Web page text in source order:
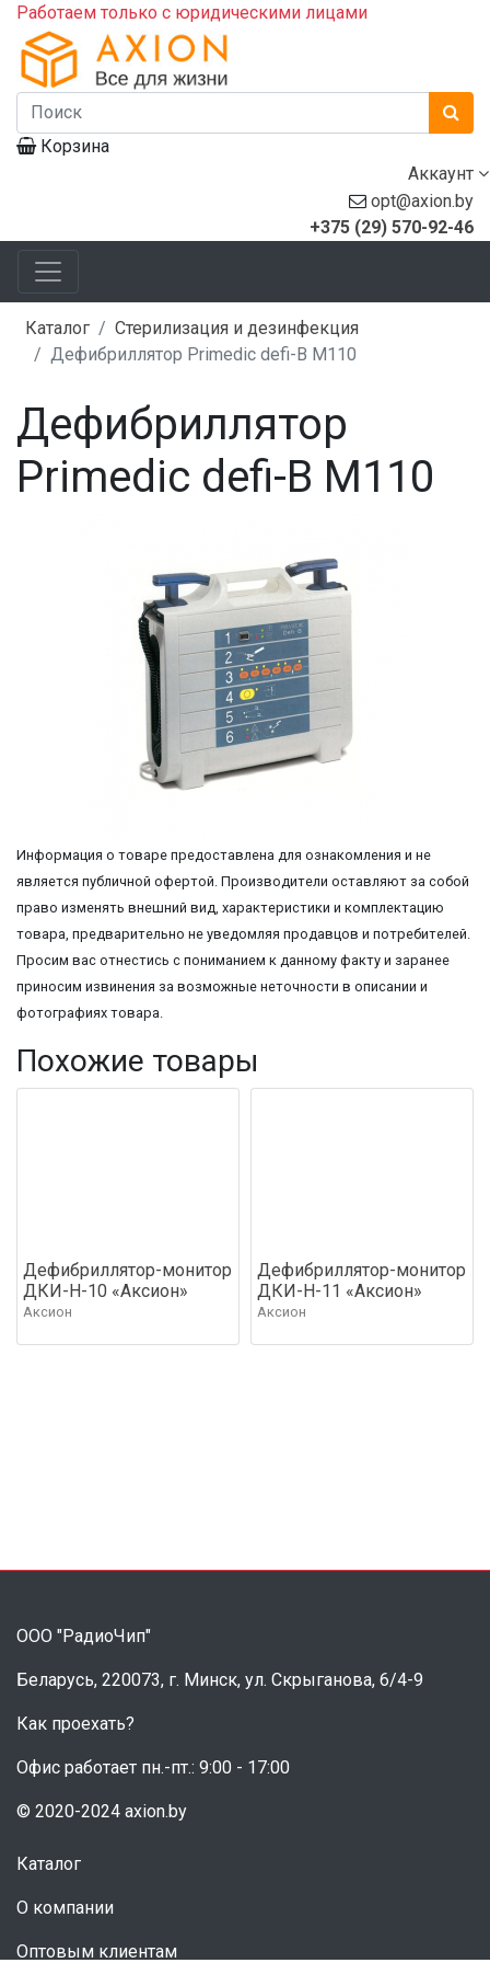
Работаем только с юридическими лицами
Корзина
Аккаунт
opt@axion.by
+375 (29) 570-92-46
Каталог
Стерилизация и дезинфекция
Дефибриллятор Primedic defi-B М110
Дефибриллятор
Primedic defi-B М110
Информация о товаре предоставлена для ознакомления и не
является публичной офертой. Производители оставляют за собой
право изменять внешний вид, характеристики и комплектацию
товара, предварительно не уведомляя продавцов и потребителей.
Просим вас отнестись с пониманием к данному факту и заранее
приносим извинения за возможные неточности в описании и
фотографиях товара.
Похожие товары
Дефибриллятор-монитор
ДКИ-Н-10 «Аксион»
Аксион
Дефибриллятор-монитор
ДКИ-Н-11 «Аксион»
Аксион
ООО "РадиоЧип"
Беларусь, 220073, г. Минск, ул. Скрыганова, 6/4-9
Как проехать?
Офис работает пн.-пт.: 9:00 - 17:00
© 2020-2024 axion.by
Каталог
О компании
Оптовым клиентам